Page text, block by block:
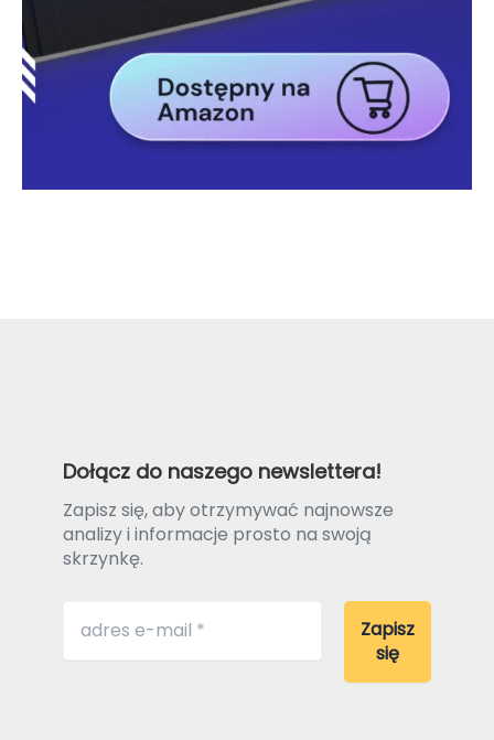
Dołącz do naszego newslettera!
Zapisz się, aby otrzymywać najnowsze
analizy i informacje prosto na swoją
skrzynkę.